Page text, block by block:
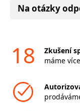
Na otázky
18
Zkušení
máme